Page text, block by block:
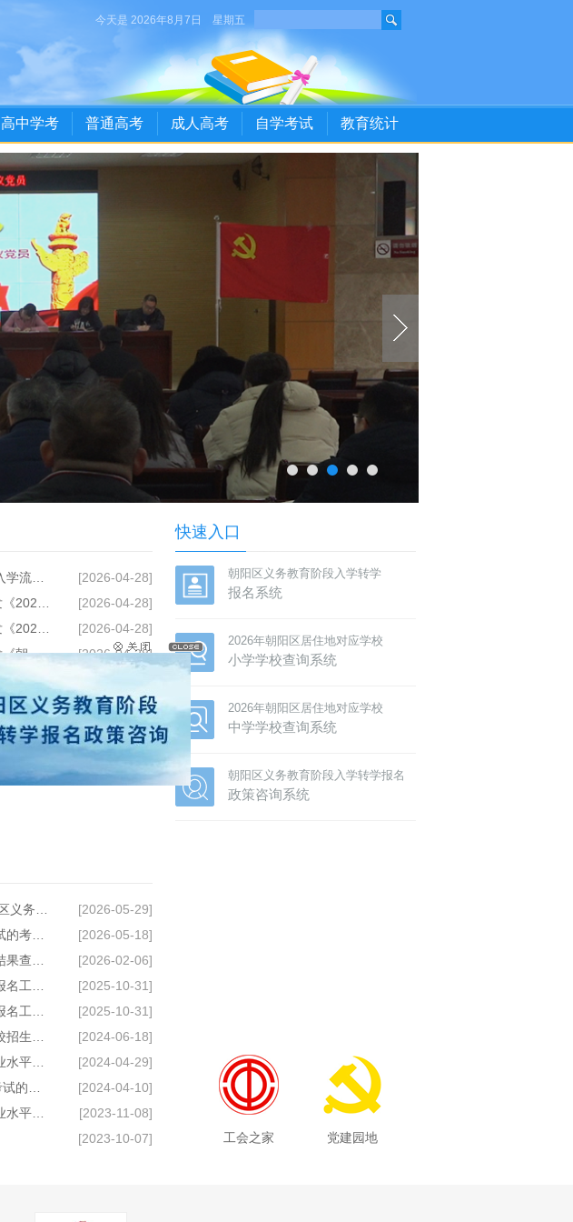
今天是 2026年8月7日 星期五
高中学考 普通高考 成人高考 自学考试 教育统计
[2026-04-28]
2026年朝阳区义务教育阶段初中入学流程手...
[2026-04-28]
[2026-04-28]
[2026-04-28]
北京市朝阳区教育委员会关于印发《朝阳区...
2026年朝阳区义务教育阶段小学入学流程手...
[2026-05-29]
[2026-05-18]
关于参加2026年初中学业水平考试的考生回...
[2026-02-06]
[2025-10-31]
[2025-10-31]
[2024-06-18]
[2024-04-29]
朝阳区2024年第二次普通高中学业水平合格...
[2024-04-10]
[2023-11-08]
2024年朝阳区第一次普通高中学业水平合格...
[2023-10-07]
快速入口
朝阳区义务教育阶段入学转学
报名系统
2026年朝阳区居住地对应学校
小学学校查询系统
2026年朝阳区居住地对应学校
中学学校查询系统
朝阳区义务教育阶段入学转学报名
政策咨询系统
工会之家 党建园地